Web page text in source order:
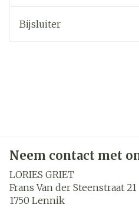
Bijsluiter
Neem contact met
LORIES GRIET
Frans Van der Steenstraat 21
1750 Lennik